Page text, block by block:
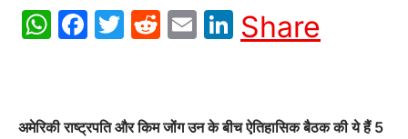
WhatsApp
Facebook
Twitter
Reddit
EmailLinkedIn
Share
अमेरिकी राष्ट्रपति और किम जोंग उन के बीच ऐतिहासिक बैठक की ये हैं 5